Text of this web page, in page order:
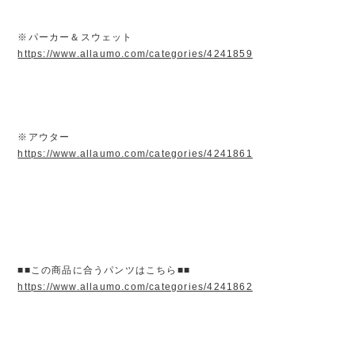
※パーカー＆スウェット
https://www.allaumo.com/categories/4241859
※アウター
https://www.allaumo.com/categories/4241861
■■この商品に合うパンツはこちら■■
https://www.allaumo.com/categories/4241862